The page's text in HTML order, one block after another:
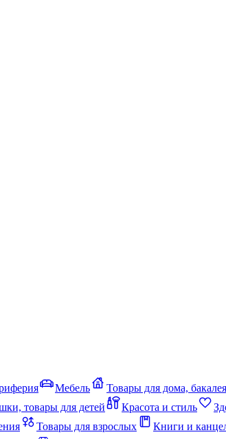
Мебель Товары для дома, бакалея
товары для детей Красота и стиль
Товары для взрослых Книги и